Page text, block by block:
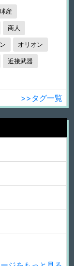
産
商人
オリオン
近接武器
>>タグ一覧